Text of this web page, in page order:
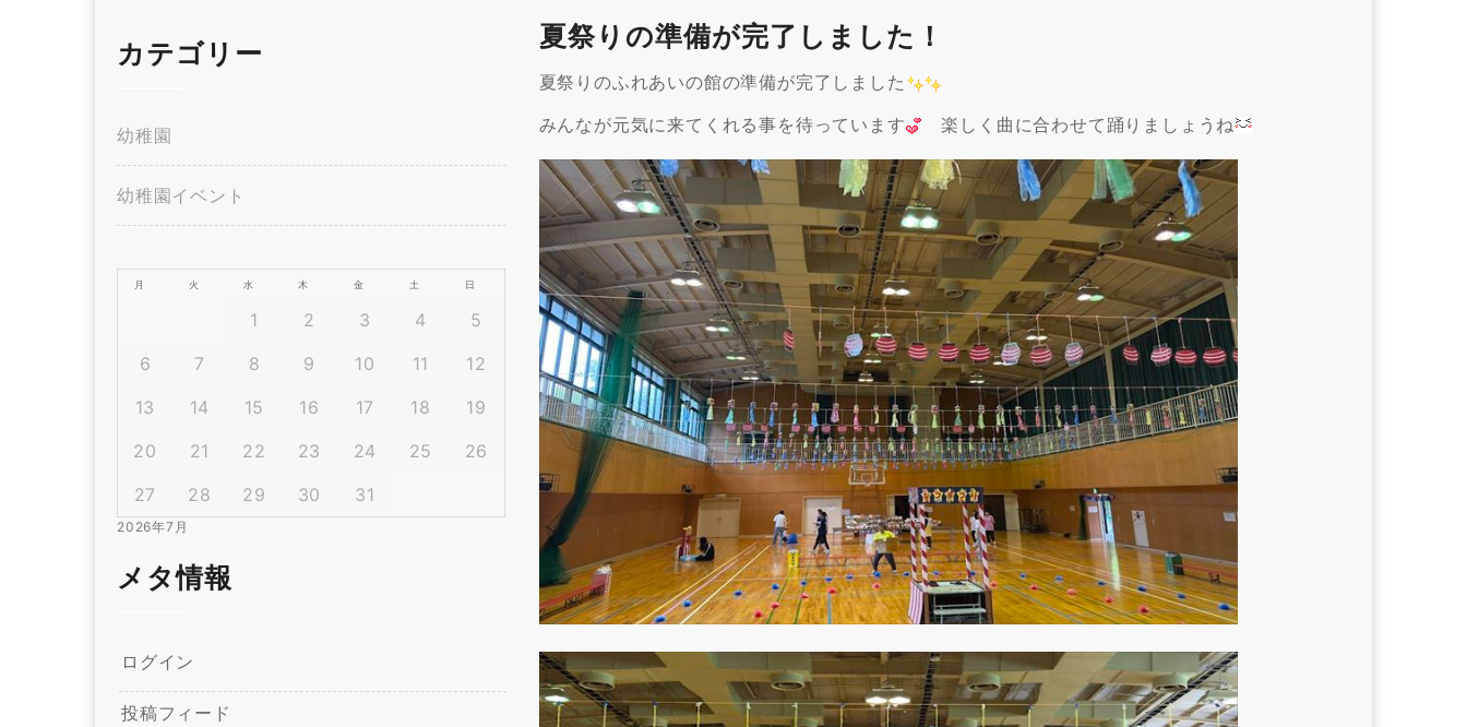
夏祭りの準備が完了しました！
夏祭りのふれあいの館の準備が完了しました
みんなが元気に来てくれる事を待っています
楽しく曲に合わせて踊りましょうね
カテゴリー
幼稚園
幼稚園イベント
2026年7月
月 火 水 木 金 土 日
1 2 3 4
5
6
7 8 9 10 11
12
13
14 15 16 17 18
19
20
21 22 23 24 25
26
27
28 29 30 31
メタ情報
ログイン
投稿フィード